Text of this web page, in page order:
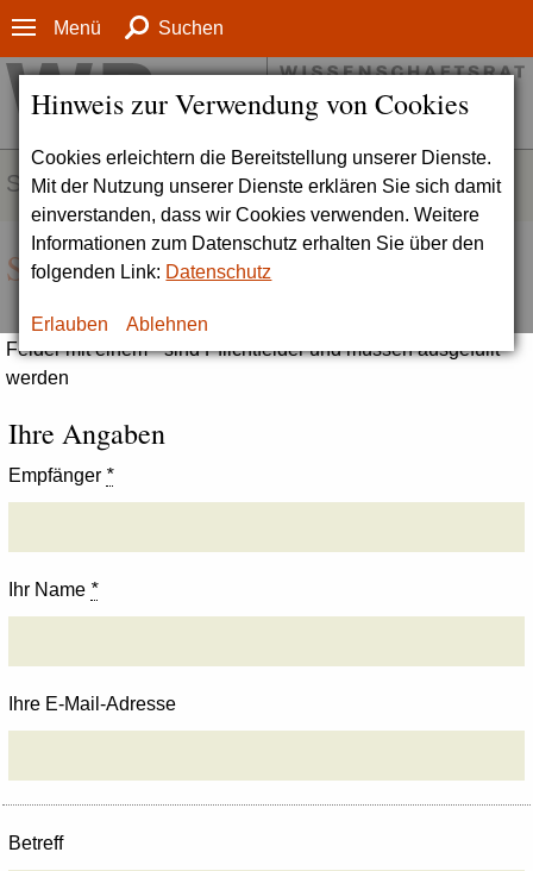
Hinweis zur Verwendung von Cookies
Cookies erleichtern die Bereitstellung unserer Dienste.
Mit der Nutzung unserer Dienste erklären Sie sich damit
einverstanden, dass wir Cookies verwenden. Weitere
Informationen zum Datenschutz erhalten Sie über den
folgenden Link: Datenschutz
Erlauben Ablehnen
Menü Suchen
SERVICE
Seite empfehlen
Felder mit einem * sind Pflichtfelder und müssen ausgefüllt
werden
Ihre Angaben
Empfänger *
Ihr Name *
Ihre E-Mail-Adresse
Betreff